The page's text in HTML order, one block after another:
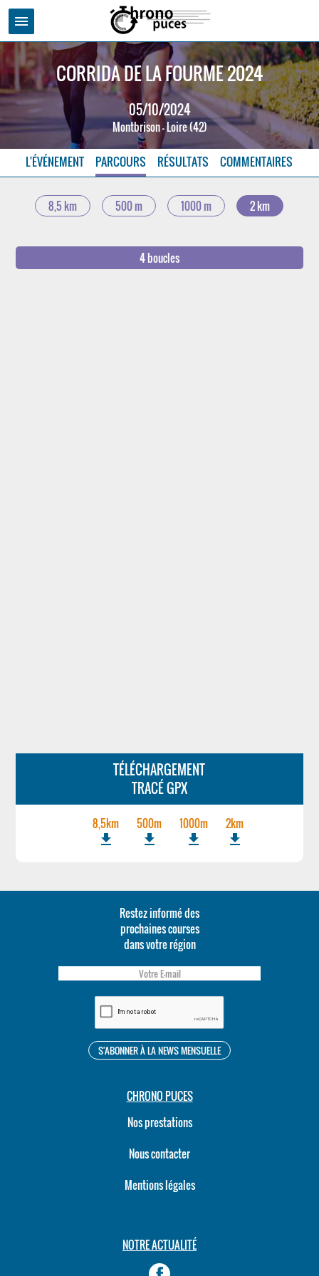
menu
CORRIDA DE LA FOURME 2024
05/10/2024
Montbrison - Loire (42)
L'ÉVÉNEMENT PARCOURS RÉSULTATS COMMENTAIRES
8,5 km 500 m 1000 m 2 km
4 boucles
TÉLÉCHARGEMENT
TRACÉ GPX
8,5km
file_download
500m
file_download
1000m
file_download
2km
file_download
Restez informé des
prochaines courses
dans votre région
CHRONO PUCES
Nos prestations
Nous contacter
Mentions légales
NOTRE ACTUALITÉ